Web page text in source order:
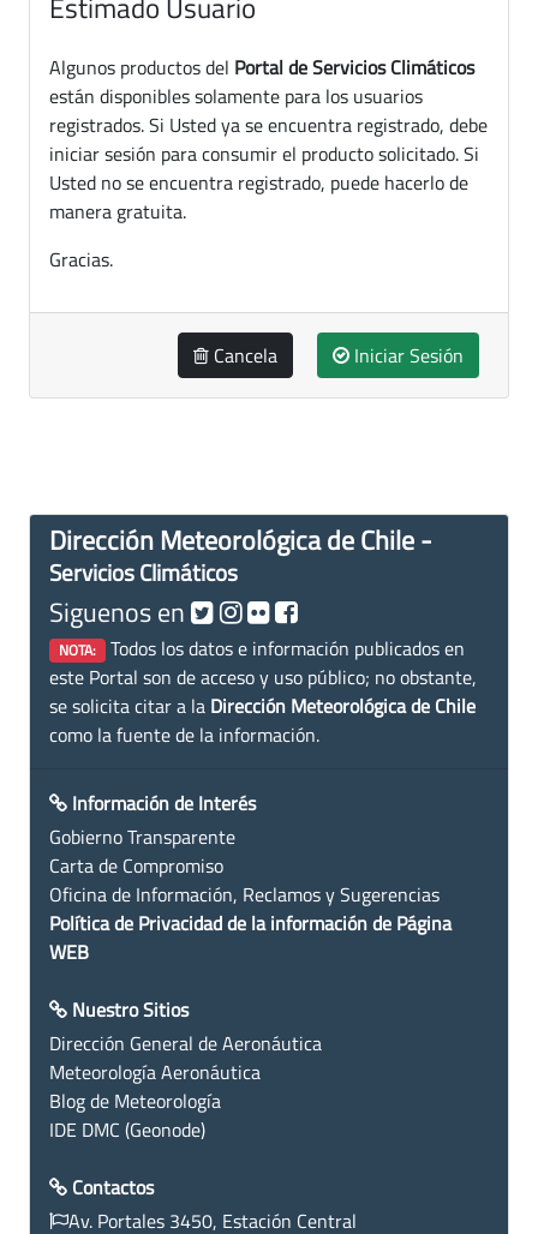
Algunos productos del Portal de Servicios Climáticos
están disponibles solamente para los usuarios
registrados. Si Usted ya se encuentra registrado, debe
iniciar sesión para consumir el producto solicitado. Si
Usted no se encuentra registrado, puede hacerlo de
manera gratuita.
Gracias.
Cancela Iniciar Sesión
Dirección Meteorológica de Chile -
Servicios Climáticos
Siguenos en
NOTA: Todos los datos e información publicados en
este Portal son de acceso y uso público; no obstante,
se solicita citar a la Dirección Meteorológica de Chile
como la fuente de la información.
Información de Interés
Gobierno Transparente
Carta de Compromiso
Oficina de Información, Reclamos y Sugerencias
Política de Privacidad de la información de Página
WEB
Nuestro Sitios
Dirección General de Aeronáutica
Meteorología Aeronáutica
Blog de Meteorología
IDE DMC (Geonode)
Contactos
Av. Portales 3450, Estación Central